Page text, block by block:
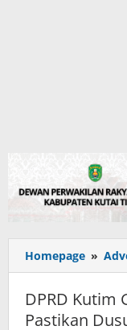
Homepage »
DPRD Kutim
Pastikan